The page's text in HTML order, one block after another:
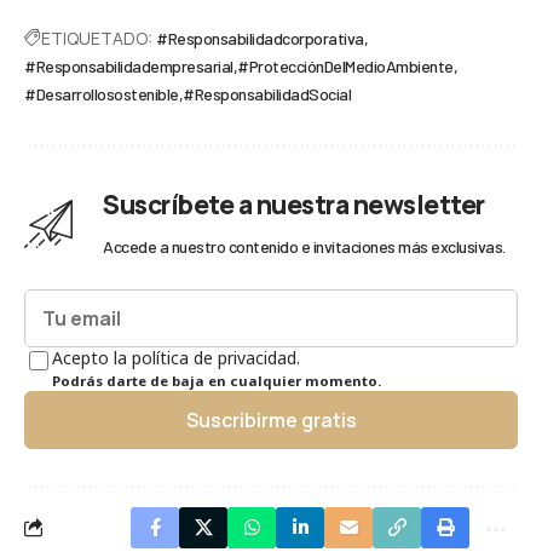
ETIQUETADO: #Responsabilidadcorporativa
#Responsabilidadempresarial #ProtecciónDelMedioAmbiente
#Desarrollosostenible #ResponsabilidadSocial
Suscríbete a nuestra newsletter
Accede a nuestro contenido e invitaciones más exclusivas.
Acepto la política de privacidad.
Podrás darte de baja en cualquier momento.
Suscribirme gratis